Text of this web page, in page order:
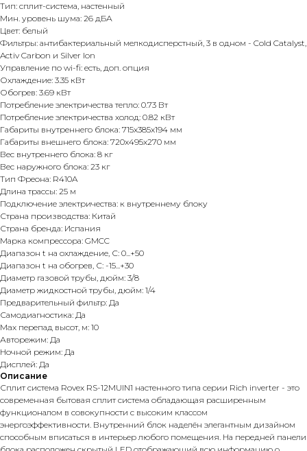
Тип: сплит-система, настенный
Мин. уровень шума: 26 дБА
Цвет: белый
Фильтры: антибактериальный мелкодисперстный, 3 в одном - Cold Catalyst,
Activ Carbon и Silver Ion
Управление по wi-fi: есть, доп. опция
Охлаждение: 3.35 кВт
Обогрев: 3.69 кВт
Потребление электричества тепло: 0.73 Вт
Потребление электричества холод: 0.82 кВт
Габариты внутреннего блока: 715x385x194 мм
Габариты внешнего блока: 720x495x270 мм
Вес внутреннего блока: 8 кг
Вес наружного блока: 23 кг
Тип Фреона: R410A
Длина трассы: 25 м
Подключение электричества: к внутреннему блоку
Страна производства: Китай
Страна бренда: Испания
Марка компрессора: GMCC
Диапазон t на охлаждение, С: 0...+50
Диапазон t на обогрев, С: -15...+30
Диаметр газовой трубы, дюйм: 3/8
Диаметр жидкостной трубы, дюйм: 1/4
Предварительный фильтр: Да
Самодиагностика: Да
Max перепад высот, м: 10
Авторежим: Да
Ночной режим: Да
Дисплей: Да
Описание
Сплит система Rovex RS-12MUIN1 настенного типа серии Rich inverter - это
современная бытовая сплит система обладающая расширенным
функционалом в совокупности с высоким классом
энергоэффективности. Внутренний блок наделён элегантным дизайном
способным вписаться в интерьер любого помещения. На передней панели